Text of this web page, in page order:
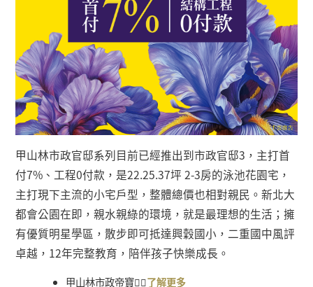
甲山林市政官邸系列目前已經推出到市政官邸3 ，主打首
付7% 、工程0付款，是22.25.37坪 2-3房的泳池花園宅，
主打現下主流的小宅戶型，整體總價也相對親民。新北大
都會公園在即，親水親綠的環境，就是最理想的生活；擁
有優質明星學區，散步即可抵達興穀國小，二重國中風評
卓越， 12年完整教育，陪伴孩子快樂成長。
甲山林市政帝寶👉🏻了解更多